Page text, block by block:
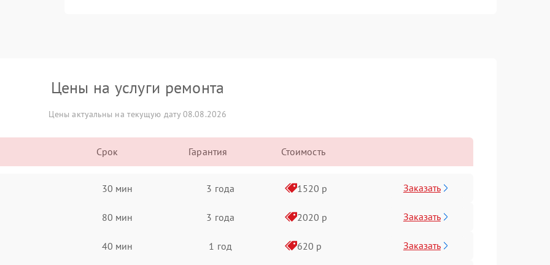
Цены на услуги ремонта
Цены актуальны на текущую дату 08.08.2026
Срок Гарантия Стоимость
30 мин 3 года 1520 р Заказать
80 мин 3 года 2020 р Заказать
40 мин 1 год 620 р Заказать